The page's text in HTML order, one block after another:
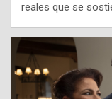
reales que se